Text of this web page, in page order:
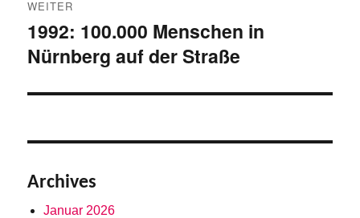
WEITER
Nächster
Beitrag:
1992: 100.000 Menschen in
Nürnberg auf der Straße
Archives
Januar 2026